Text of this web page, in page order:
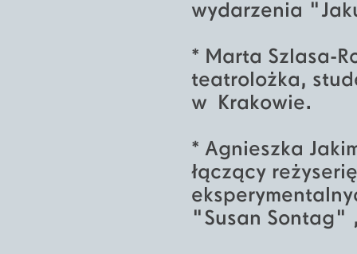
wydarzenia
* Marta Szlasa-
teatrolożka,
w Krakowie.
* Agnieszka
łączący
"Susan